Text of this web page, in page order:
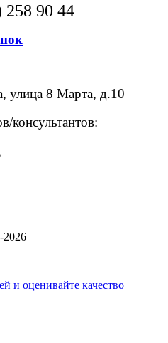
258 90 44
улица 8 Марта, д.10
консультантов: